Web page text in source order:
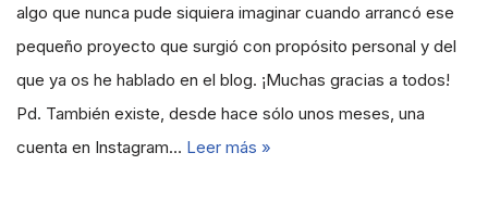
algo que nunca pude siquiera imaginar cuando arrancó ese
pequeño proyecto que surgió con propósito personal y del
que ya os he hablado en el blog. ¡Muchas gracias a todos!
Pd. También existe, desde hace sólo unos meses, una
cuenta en Instagram… Leer más »